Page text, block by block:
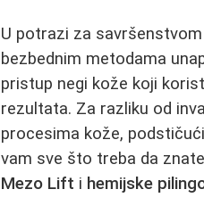
U potrazi za
bezbednim metodama
pristup negi kože koji
rezultata. Za razliku od
procesima kože,
vam sve što treba da
Mezo Lift i hemijske